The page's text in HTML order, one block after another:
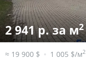
2 941 р. за м2
≈ 19 900 $ 1 005 $/м2